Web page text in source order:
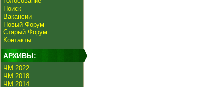
Поиск
Вакансии
Новый Форум
Старый Форум
Контакты
АРХИВЫ:
ЧМ 2022
ЧМ 2018
ЧМ 2014